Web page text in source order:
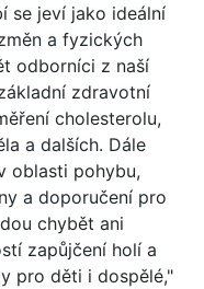
se jeví jako ideální
a fyzických
odborníci z naší
zdravotní
cholesterolu,
a dalších. Dále
oblasti pohybu,
a doporučení pro
chybět ani
zapůjčení holí a
pro děti i dospělé,"